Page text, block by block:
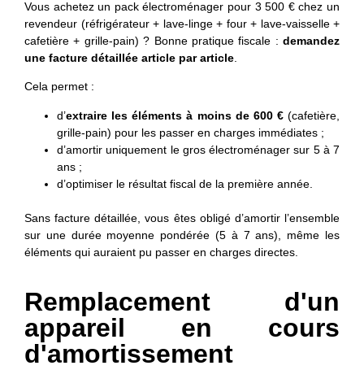
Vous achetez un pack électroménager pour 3 500 € chez un
revendeur (réfrigérateur + lave-linge + four + lave-vaisselle +
cafetière + grille-pain) ? Bonne pratique fiscale : demandez
une facture détaillée article par article
Cela permet :
d’extraire les éléments à moins de 600 €(cafetière,
grille-pain) pour les passer en charges immédiates ;
d’amortir uniquement le gros électroménager sur 5 à 7
ans ;
d’optimiser le résultat fiscal de la première année.
Sans facture détaillée, vous êtes obligé d’amortir l’ensemble
sur une durée moyenne pondérée (5 à 7 ans), même les
éléments qui auraient pu passer en charges directes.
Remplacement d'un
appareil en cours
d'amortissement